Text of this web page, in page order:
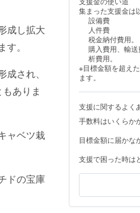
成し拡大
。
され、
ありま
ャベツ栽
ドの宝庫
集まった支援金は
設備費
人件費
税金納付費用
購入費用、輸
析費用。
※目標金額を超え
ます。
支援に関するよく
手数料はいくらか
目標金額に届かな
支援で困った時は